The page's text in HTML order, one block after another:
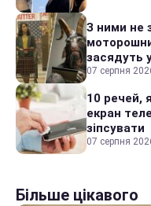
З ними не
засядуть
07 серпня
10 речей,
екран
зіпсувати
07 серпня
Більше цікавого